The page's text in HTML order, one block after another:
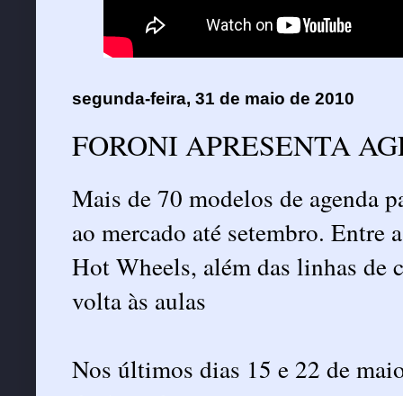
segunda-feira, 31 de maio de 2010
FORONI APRESENTA
Mais de 70 modelos de agenda
ao mercado até setembro.
Hot Wheels, além das linhas de
volta às aulas
Nos últimos dias 15 e 22 de